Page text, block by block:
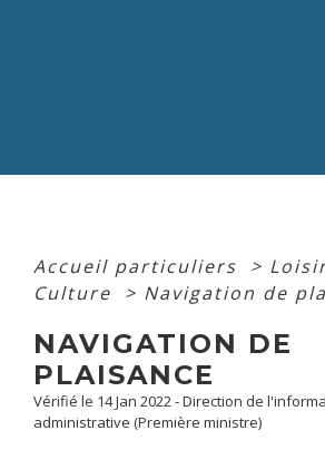
Accueil particuliers >
Culture
> Navigation de
NAVIGATION DE
PLAISANCE
Vérifié le 14 Jan 2022 - Direction de
administrative (Première ministre)